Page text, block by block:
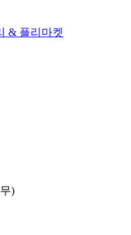
& 플리마켓
)